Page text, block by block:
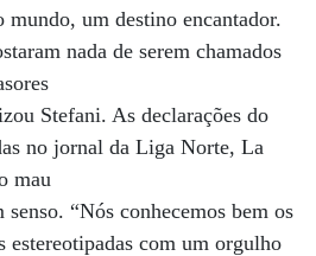
mundo, um destino encantador.
nada de serem chamados
Stefani. As declarações do
no jornal da Liga Norte, La
mau
“Nós conhecemos bem os
estereotipadas com um orgulho